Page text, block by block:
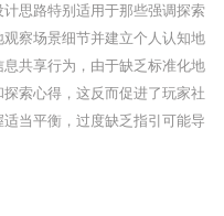
思路特别适用于那些强调探索
察场景细节并建立个人认知地
共享行为，由于缺乏标准化地
索心得，这反而促进了玩家社
当平衡，过度缺乏指引可能导